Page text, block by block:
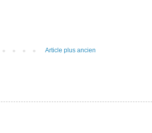
Article plus ancien